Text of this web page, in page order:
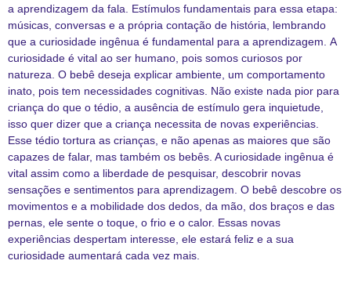
a aprendizagem da fala. Estímulos fundamentais para essa etapa:
músicas, conversas e a própria contação de história, lembrando
que a curiosidade ingênua é fundamental para a aprendizagem. A
curiosidade é vital ao ser humano, pois somos curiosos por
natureza. O bebê deseja explicar ambiente, um comportamento
inato, pois tem necessidades cognitivas. Não existe nada pior para
criança do que o tédio, a ausência de estímulo gera inquietude,
isso quer dizer que a criança necessita de novas experiências.
Esse tédio tortura as crianças, e não apenas as maiores que são
capazes de falar, mas também os bebês. A curiosidade ingênua é
vital assim como a liberdade de pesquisar, descobrir novas
sensações e sentimentos para aprendizagem. O bebê descobre os
movimentos e a mobilidade dos dedos, da mão, dos braços e das
pernas, ele sente o toque, o frio e o calor. Essas novas
experiências despertam interesse, ele estará feliz e a sua
curiosidade aumentará cada vez mais.